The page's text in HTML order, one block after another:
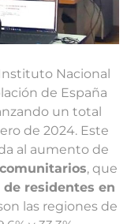
Nacional
de España
un total
de 2024. Este
al aumento de
, que
de residentes en
las regiones de